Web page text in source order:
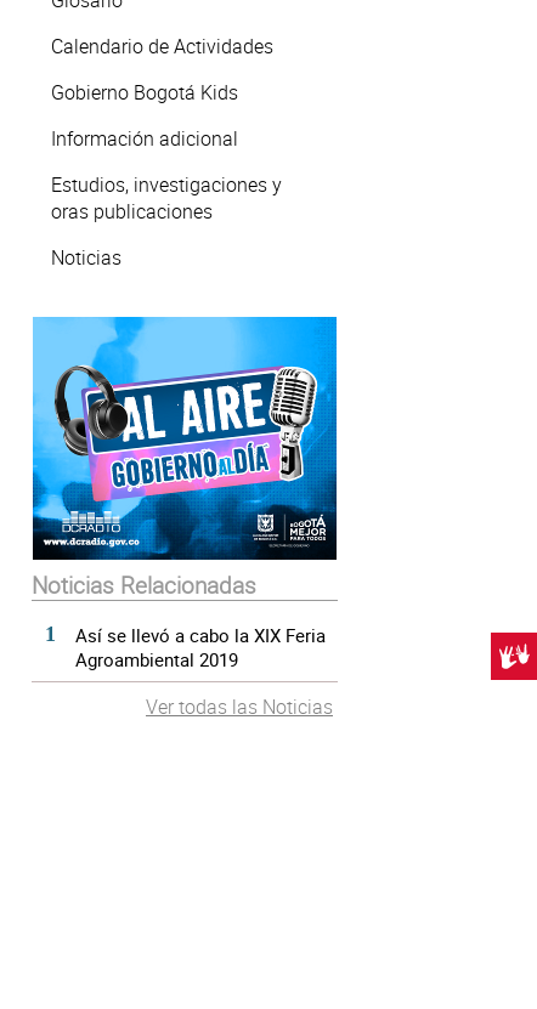
Calendario de Actividades
Gobierno Bogotá Kids
Información adicional
Estudios, investigaciones y
oras publicaciones
Noticias
Noticias Relacionadas
Así se llevó a cabo la XIX Feria
Agroambiental 2019
Ver todas las Noticias